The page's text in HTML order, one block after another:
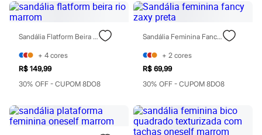
Camisas
Casacos e Jaquetas
Moda esportiva
Shorts e Bermudas
Todos os produtos
Infantil
Em alta
Romântico para as meninas
Inverno
Novidades
Sandália Flatform Beira Rio Marrom
+ 4 cores
R$ 149,99
30% OFF - CUPOM 8DO8
Sandália Feminina Fancy Zaxy Preta
+ 2 cores
R$ 69,99
30% OFF - CUPOM 8DO8